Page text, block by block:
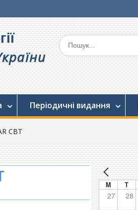
Шукати:
Періодичні видання
CBT
M T
27 28